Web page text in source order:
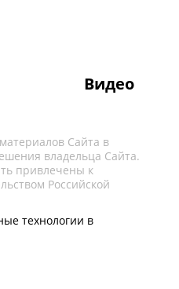
Видео
Сайта в
владельца Сайта.
привлечены к
Российской
технологии в